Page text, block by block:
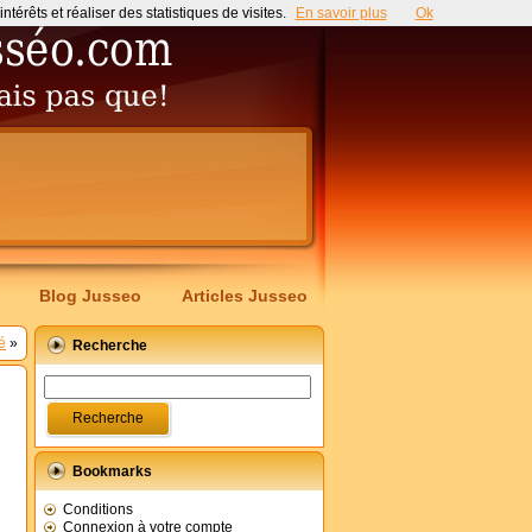
Blog Jusseo Articles Jusseo
» Recherche
Bookmarks
Conditions
Connexion à votre compte
et réaliser des statistiques de visites. En savoir plus Ok